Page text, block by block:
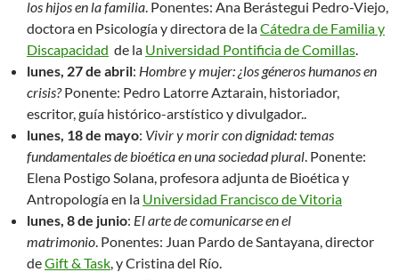
los hijos en la familia . Ponentes: Ana Berástegui Pedro-Viejo,
doctora en Psicología y directora de laCátedra de Familia y
Discapacidad de la Universidad Pontificia de Comillas
lunes, 27 de abril: Hombre y mujer: ¿los géneros humanos en
crisis?Ponente: Pedro Latorre Aztarain, historiador,
escritor, guía histórico-arstístico y divulgador..
lunes, 18 de mayo: Vivir y morir con dignidad: temas
fundamentales de bioética en una sociedad plural . Ponente:
Elena Postigo Solana, profesora adjunta de Bioética y
Antropología en la Universidad Francisco de Vitoria
lunes, 8 de junio: El arte de comunicarse en el
matrimonio . Ponentes: Juan Pardo de Santayana, director
deGift & Task , y Cristina del Río.